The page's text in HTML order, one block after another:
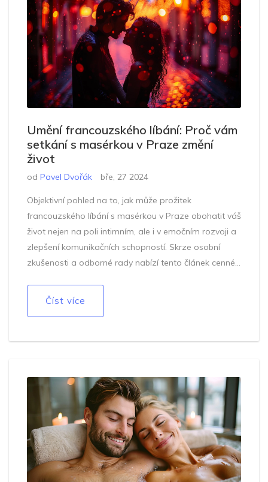
Umění francouzského líbání: Proč vám
setkání s masérkou v Praze změní
život
od Pavel Dvořák bře, 27 2024
Objektivní pohled na to, jak může prožitek
francouzského líbání s masérkou v Praze obohatit váš
život nejen na poli intimním, ale i v emočním rozvoji a
zlepšení komunikačních schopností. Skrze osobní
zkušenosti a odborné rady nabízí tento článek cenné
každého, kdo si přeje prohloubit své pochopení
Číst více